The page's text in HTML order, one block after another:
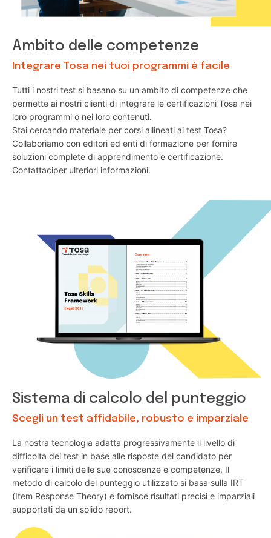
Ambito delle competenze
Integrare Tosa nei tuoi programmi è facile
Tutti i nostri test si basano su un ambito di competenze che
permette ai nostri clienti di integrare le certificazioni Tosa nei
loro programmi o nei loro contenuti.
Stai cercando materiale per corsi allineati ai test Tosa?
Collaboriamo con editori ed enti di formazione per fornire
soluzioni complete di apprendimento e certificazione.
Contattaciper ulteriori informazioni.
Sistema di calcolo del punteggio
Scegli un test affidabile, robusto e imparziale
La nostra tecnologia adatta progressivamente il livello di
difficoltà dei test in base alle risposte del candidato per
verificare i limiti delle sue conoscenze e competenze. Il
metodo di calcolo del punteggio utilizzato si basa sulla IRT
(Item Response Theory) e fornisce risultati precisi e imparziali
supportati da un solido report.